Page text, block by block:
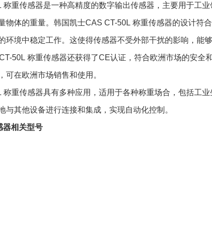
称重传感器是一种高精度的数字输出传感器，主要用于工
物体的重量。韩国凯士CAS CT-50L 称重传感器的设计符
环境中稳定工作。这使得传感器不受外部干扰的影响，能
50L 称重传感器还获得了CE认证，符合欧洲市场的安全
可在欧洲市场销售和使用。
称重传感器具有多种应用，适用于各种称重场合，包括工
与其他设备进行连接和集成，实现自动化控制。
器相关型号